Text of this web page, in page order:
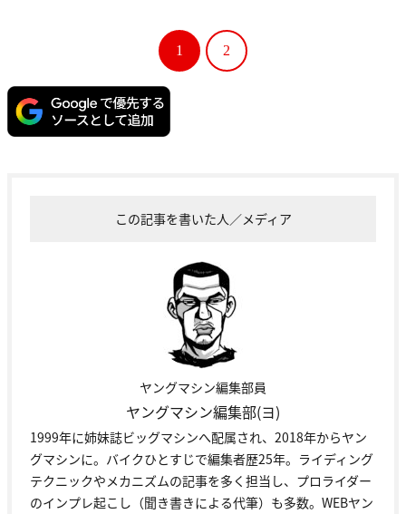
1 2
この記事を書いた人／メディア
ヤングマシン編集部員
ヤングマシン編集部(ヨ)
1999年に姉妹誌ビッグマシンへ配属され、2018年からヤン
グマシンに。バイクひとすじで編集者歴25年。ライディング
テクニックやメカニズムの記事を多く担当し、プロライダー
のインプレ起こし（聞き書きによる代筆）も多数。WEBヤン